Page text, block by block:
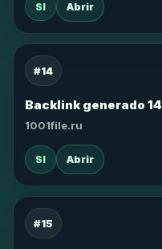
SI Abrir
#14
Backlink generado 14
1001file.ru
SI Abrir
#15